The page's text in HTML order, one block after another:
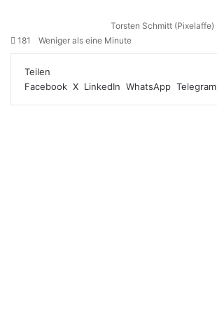
Torsten Schmitt (Pixelaffe)
181 Weniger als eine Minute
Teilen
Facebook X LinkedIn WhatsApp Telegram